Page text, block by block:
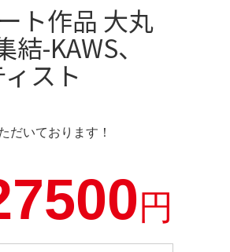
ト作品 大丸
-KAWS、
スト
だいております！
円